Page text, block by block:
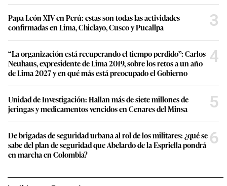
Papa León XIV en Perú: estas son todas las actividades
confirmadas en Lima, Chiclayo, Cusco y Pucallpa
3
“La organización está recuperando el tiempo perdido”: Carlos
Neuhaus, expresidente de Lima 2019, sobre los retos a un año
de Lima 2027 y en qué más está preocupado el Gobierno
4
Unidad de Investigación: Hallan más de siete millones de
jeringas y medicamentos vencidos en Cenares del Minsa
5
De brigadas de seguridad urbana al rol de los militares: ¿qué se
sabe del plan de seguridad que Abelardo de la Espriella pondrá
en marcha en Colombia?
6